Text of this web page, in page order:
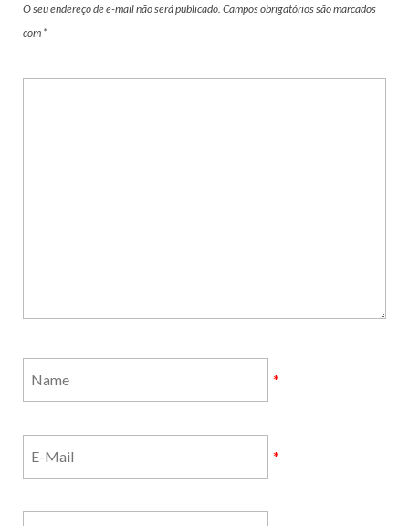
O seu endereço de e-mail não será publicado. Campos obrigatórios são marcados
com *
*
*